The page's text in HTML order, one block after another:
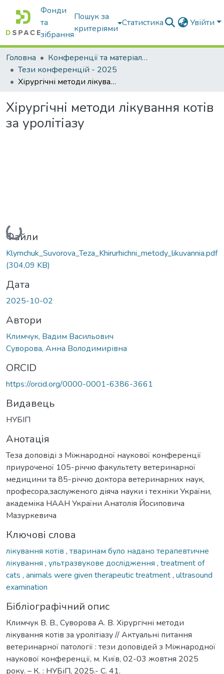
Фонди
та
зібрання
Пошук за
критеріями
Статистика Увійти
Головна
Конференції та матеріали конференцій
Тези конференцій - 2025
Хірургічні методи лікування котів за уролітіазу
Хірургічні методи лікування котів
за уролітіазу
Вантажиться...
Файли
Klymchuk_Suvorova_Teza_Khirurhichni_metody_likuvannia.pdf
(304,09 KB)
Дата
2025-10-02
Автори
Климчук, Вадим Васильович
Суворова, Анна Володимирівна
ORCID
https://orcid.org/0000-0001-6386-3661
Видавець
НУБІП
Анотація
Теза доповіді з Міжнародної наукової конференції
приуроченої 105-річчю факультету ветеринарної
медицини та 85-річчю доктора ветеринарних наук,
професора,заслуженого діяча науки і техніки України,
академіка НААН України Анатолія Йосиповича
Мазуркевича
Ключові слова
лікування котів , тваринам було надано терапевтичне
лікування , ультразвукове дослідження , treatment of
cats , animals were given therapeutic treatment, ultrasound
examination
Бібліографічний опис
Климчук В. В., Суворова А. В. Хірургічні методи
лікування котів за уролітіазу // Актуальні питання
ветеринарної патології : тези доповідей з Міжнародної
наукової конференції, м. Київ, 02-03 жовтня 2025
року. – К. : НУБіП, 2025.- С. 41.